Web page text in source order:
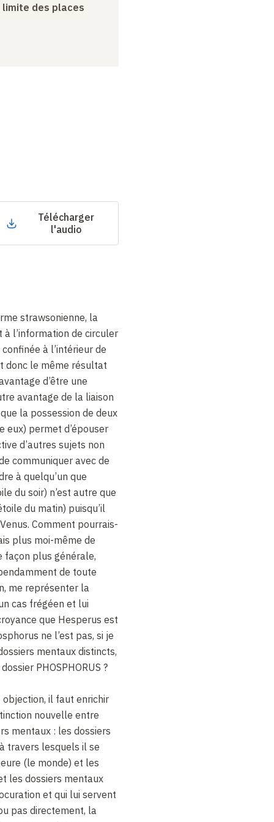
limite des places
Télécharger
l'audio
strawsonienne, la
l’information de circuler
à l’intérieur de
donc le même résultat
d’être une
avantage de la liaison
la possession de deux
eux) permet d’épouser
d’autres sujets non
communiquer avec de
à quelqu’un que
du soir) n’est autre que
du matin) puisqu’il
Comment pourrais-
plus moi-même de
façon plus générale,
de toute
me représenter la
cas frégéen et lui
que Hesperus est
ne l’est pas, si je
mentaux distincts,
PHOSPHORUS ?
il faut enrichir
nouvelle entre
mentaux : les dossiers
travers lesquels il se
(le monde) et les
les dossiers mentaux
et qui lui servent
pas directement, la